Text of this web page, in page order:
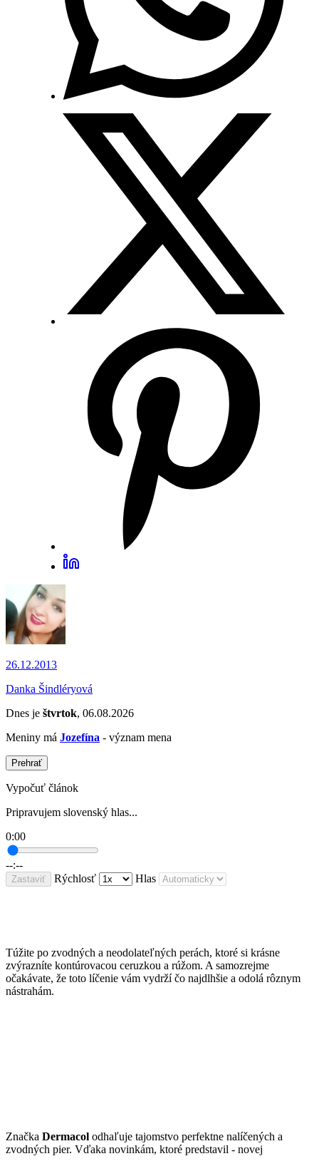
26.12.2013
Danka Šindléryová
Dnes je štvrtok, 06.08.2026
Meniny má Jozefína - význam mena
Prehrať
Vypočuť článok
Pripravujem slovenský hlas...
0:00
--:--
Zastaviť Rýchlosť Hlas
Túžite po zvodných a neodolateľných perách, ktoré si krásne
zvýrazníte kontúrovacou ceruzkou a rúžom. A samozrejme
očakávate, že toto líčenie vám vydrží čo najdlhšie a odolá rôznym
nástrahám.
Značka Dermacol odhaľuje tajomstvo perfektne nalíčených a
zvodných pier. Vďaka novinkám, ktoré predstavil - novej